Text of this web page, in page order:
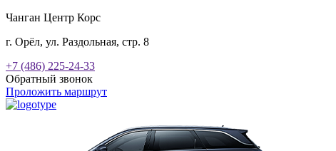
Чанган Центр Корс
г. Орёл, ул. Раздольная, стр. 8
+7 (486) 225-24-33
Обратный звонок
Проложить маршрут